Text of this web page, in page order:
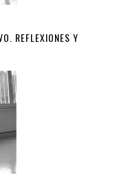
REFLEXIONES Y